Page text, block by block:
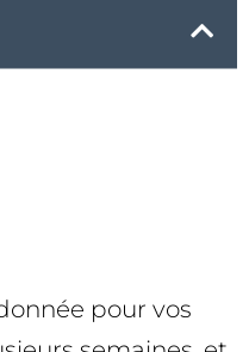
pour vos